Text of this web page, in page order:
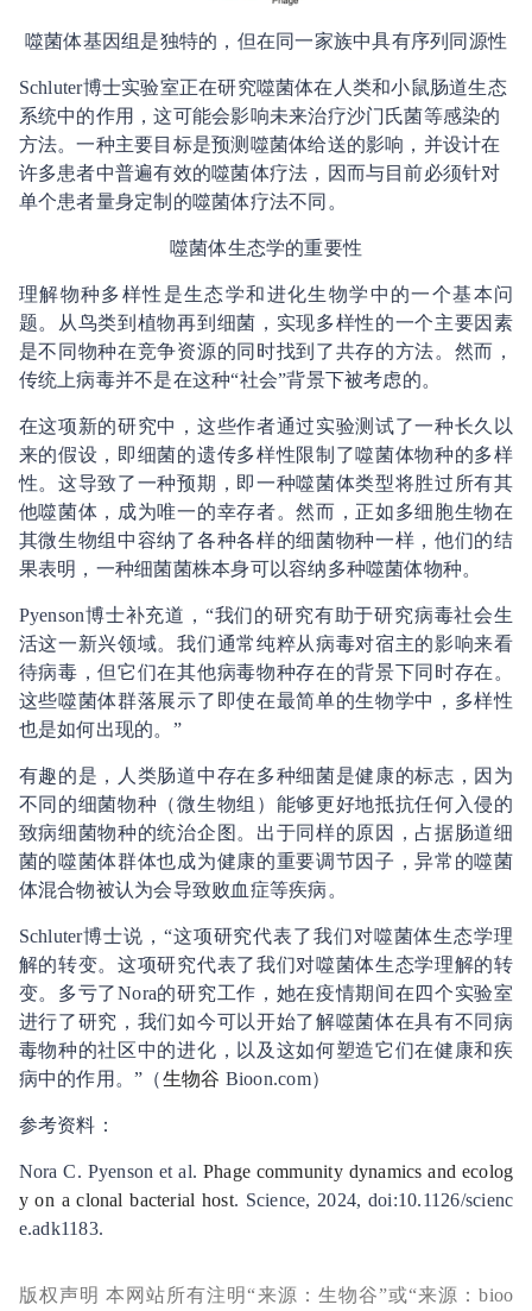
噬菌体基因组是独特的，但在同一家族中具有序列同源性
Schluter博士实验室正在研究噬菌体在人类和小鼠肠道生态
系统中的作用，这可能会影响未来治疗沙门氏菌等感染的
方法。一种主要目标是预测噬菌体给送的影响，并设计在
许多患者中普遍有效的噬菌体疗法，因而与目前必须针对
单个患者量身定制的噬菌体疗法不同。
噬菌体生态学的重要性
理解物种多样性是生态学和进化生物学中的一个基本问
题。从鸟类到植物再到细菌，实现多样性的一个主要因素
是不同物种在竞争资源的同时找到了共存的方法。然而，
传统上病毒并不是在这种“社会”背景下被考虑的。
在这项新的研究中，这些作者通过实验测试了一种长久以
来的假设，即细菌的遗传多样性限制了噬菌体物种的多样
性。这导致了一种预期，即一种噬菌体类型将胜过所有其
他噬菌体，成为唯一的幸存者。然而，正如多细胞生物在
其微生物组中容纳了各种各样的细菌物种一样，他们的结
果表明，一种细菌菌株本身可以容纳多种噬菌体物种。
Pyenson博士补充道，“我们的研究有助于研究病毒社会生
活这一新兴领域。我们通常纯粹从病毒对宿主的影响来看
待病毒，但它们在其他病毒物种存在的背景下同时存在。
这些噬菌体群落展示了即使在最简单的生物学中，多样性
也是如何出现的。”
有趣的是，人类肠道中存在多种细菌是健康的标志，因为
不同的细菌物种（微生物组）能够更好地抵抗任何入侵的
致病细菌物种的统治企图。出于同样的原因，占据肠道细
菌的噬菌体群体也成为健康的重要调节因子，异常的噬菌
体混合物被认为会导致败血症等疾病。
Schluter博士说，“这项研究代表了我们对噬菌体生态学理
解的转变。这项研究代表了我们对噬菌体生态学理解的转
变。多亏了Nora的研究工作，她在疫情期间在四个实验室
进行了研究，我们如今可以开始了解噬菌体在具有不同病
毒物种的社区中的进化，以及这如何塑造它们在健康和疾
病中的作用。”（生物谷 Bioon.com）
参考资料：
Nora C. Pyenson et al. Phage community dynamics and ecolog
y on a clonal bacterial host. Science, 2024, doi:10.1126/scienc
e.adk1183.
版权声明 本网站所有注明“来源：生物谷”或“来源：bioo